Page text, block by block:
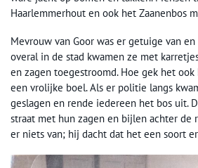
Haarlemmerhout en ook het Zaanenbos
Mevrouw van Goor was er getuige van en
overal in de stad kwamen ze met
en zagen toegestroomd. Hoe gek het
een vrolijke boel. Als er politie langs
geslagen en rende iedereen het bos uit.
straat met hun zagen en bijlen achter de
er niets van; hij dacht dat het een soort